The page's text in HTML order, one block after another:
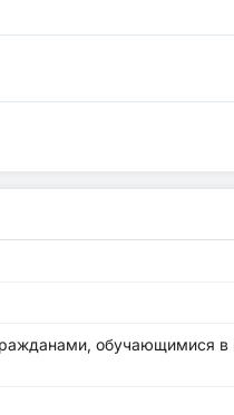
обучающимися в